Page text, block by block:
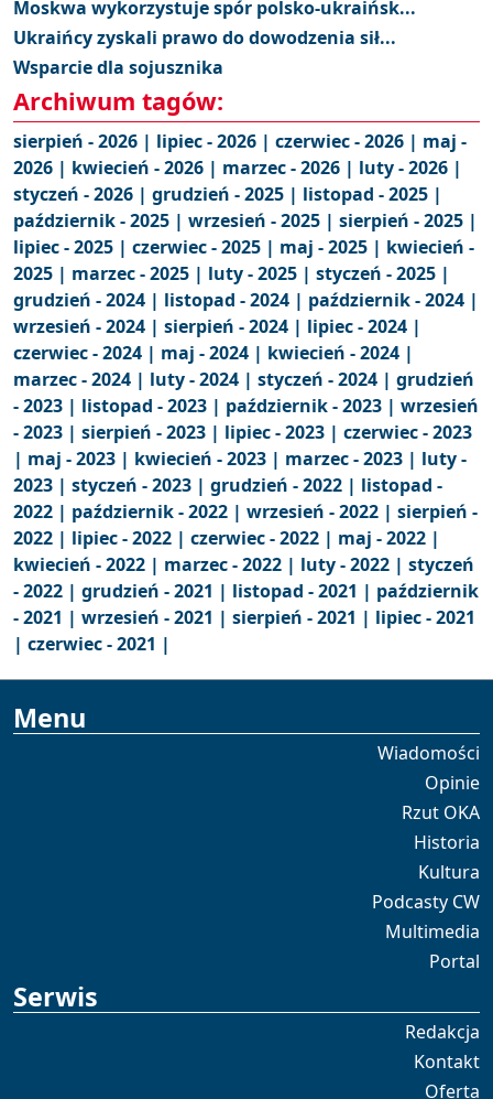
Moskwa wykorzystuje spór polsko-ukraińsk...
Ukraińcy zyskali prawo do dowodzenia sił...
Wsparcie dla sojusznika
Archiwum tagów:
sierpień - 2026 | lipiec - 2026 | czerwiec - 2026 | maj -
2026 | kwiecień - 2026 | marzec - 2026 | luty - 2026 |
styczeń - 2026 | grudzień - 2025 | listopad - 2025 |
październik - 2025 | wrzesień - 2025 | sierpień - 2025 |
lipiec - 2025 | czerwiec - 2025 | maj - 2025 | kwiecień -
2025 | marzec - 2025 | luty - 2025 | styczeń - 2025 |
grudzień - 2024 | listopad - 2024 | październik - 2024 |
wrzesień - 2024 | sierpień - 2024 | lipiec - 2024 |
czerwiec - 2024 | maj - 2024 | kwiecień - 2024 |
marzec - 2024 | luty - 2024 | styczeń - 2024 | grudzień
- 2023 | listopad - 2023 | październik - 2023 | wrzesień
- 2023 | sierpień - 2023 | lipiec - 2023 | czerwiec - 2023
| maj - 2023 | kwiecień - 2023 | marzec - 2023 | luty -
2023 | styczeń - 2023 | grudzień - 2022 | listopad -
2022 | październik - 2022 | wrzesień - 2022 | sierpień -
2022 | lipiec - 2022 | czerwiec - 2022 | maj - 2022 |
kwiecień - 2022 | marzec - 2022 | luty - 2022 | styczeń
- 2022 | grudzień - 2021 | listopad - 2021 | październik
- 2021 | wrzesień - 2021 | sierpień - 2021 | lipiec - 2021
| czerwiec - 2021 |
Menu
Wiadomości
Opinie
Rzut OKA
Historia
Kultura
Podcasty CW
Multimedia
Portal
Serwis
Redakcja
Kontakt
Oferta